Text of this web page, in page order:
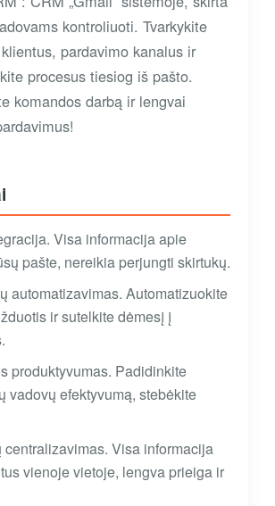
kontroliuoti. Tvarkykite
pardavimo kanalus ir
procesus tiesiog iš pašto.
komandos darbą ir lengvai
Visa informacija apie
pašte, nereikia perjungti skirtukų.
automatizavimas. Automatizuokite
ir sutelkite dėmesį į
produktyvumas. Padidinkite
vadovų efektyvumą, stebėkite
centralizavimas. Visa informacija
vienoje vietoje, lengva prieiga ir